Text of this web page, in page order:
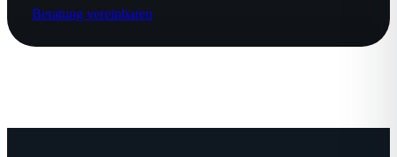
Beratung vereinbaren